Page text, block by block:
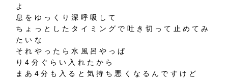
よ
息をゆっくり深呼吸して
ちょっとしたタイミングで吐き切って止めてみ
たいな
それやったら水風呂やっぱ
り4分ぐらい入れたから
まあ4分も入ると気持ち悪くなるんですけど